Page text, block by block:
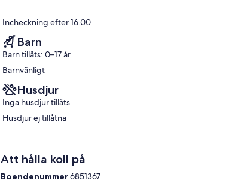
Incheckning efter 16.00
Barn
Barn tillåts: 0–17 år
Barnvänligt
Husdjur
Inga husdjur tillåts
Husdjur ej tillåtna
Att hålla koll på
Boendenummer6851367